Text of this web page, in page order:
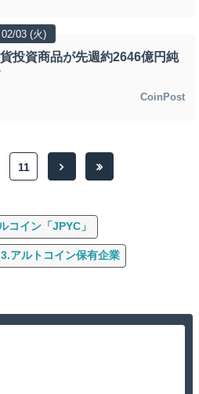
02/03 (火)
投資商品が先週約2646億円純
CoinPost
11
コイン「JPYC」
3.アルトコイン保有企業